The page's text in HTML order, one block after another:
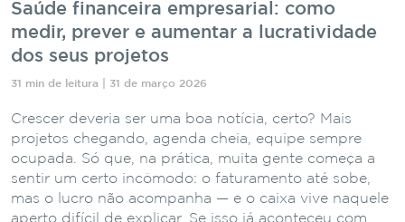
Saúde financeira empresarial: como
medir, prever e aumentar a lucratividade
dos seus projetos
31 min de leitura | 31 de março 2026
Crescer deveria ser uma boa notícia, certo? Mais
projetos chegando, agenda cheia, equipe sempre
ocupada. Só que, na prática, muita gente começa a
sentir um certo incômodo: o faturamento até sobe,
mas o lucro não acompanha — e o caixa vive naquele
aperto difícil de explicar. Se isso já aconteceu com